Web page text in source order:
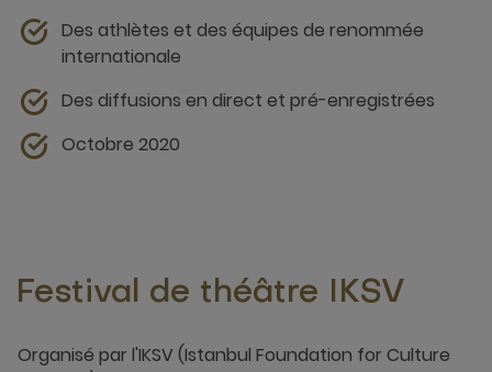
Des athlètes et des équipes de renommée
internationale
Des diffusions en direct et pré-enregistrées
Octobre 2020
Festival de théâtre IKSV
Organisé par l'IKSV (Istanbul Foundation for Culture